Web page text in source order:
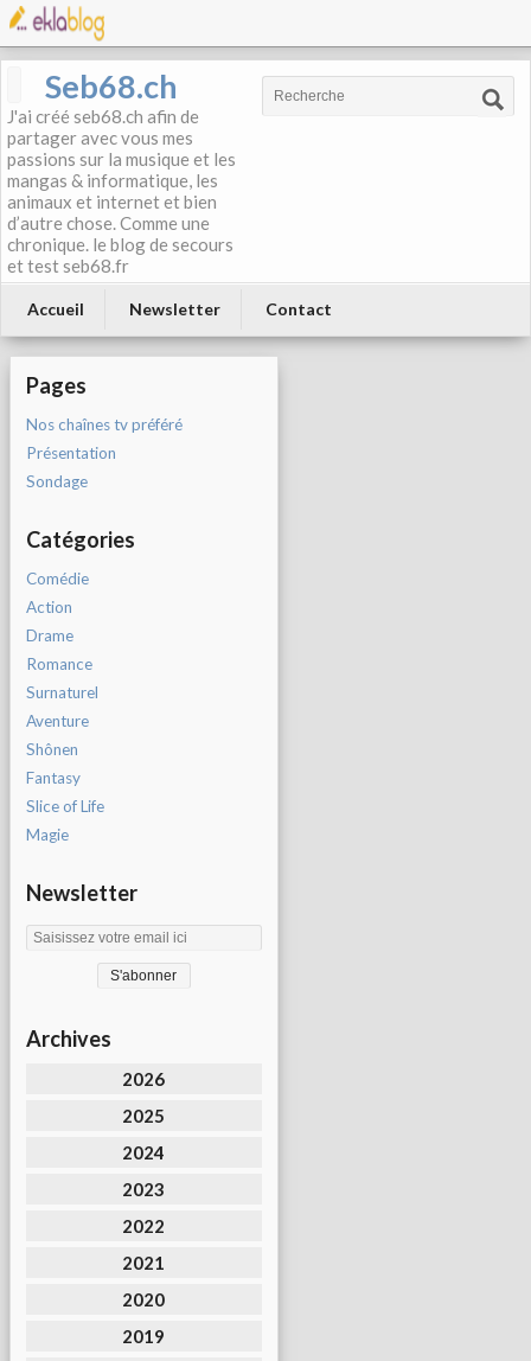
Seb68.ch
J'ai créé seb68.ch afin de
partager avec vous mes
passions sur la musique et les
mangas & informatique, les
animaux et internet et bien
d’autre chose. Comme une
chronique. le blog de secours
et test seb68.fr
Accueil Newsletter Contact
Pages
Nos chaînes tv préféré
Présentation
Sondage
Catégories
Comédie
Action
Drame
Romance
Surnaturel
Aventure
Shônen
Fantasy
Slice of Life
Magie
Newsletter
Archives
2026
2025
2024
2023
2022
2021
2020
2019